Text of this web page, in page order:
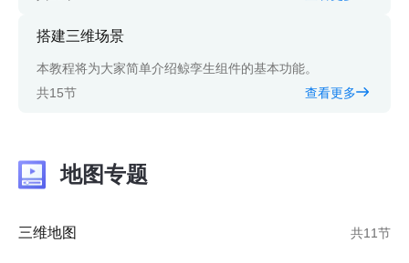
搭建三维场景
本教程将为大家简单介绍鲸孪生组件的基本功能。
共15节
查看更多
地图专题
三维地图 共11节